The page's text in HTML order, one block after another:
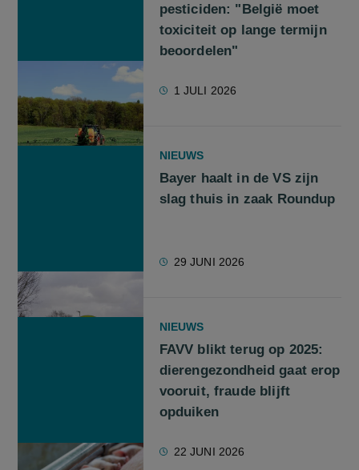
pesticiden: "België moet
toxiciteit op lange termijn
beoordelen"
1 JULI 2026
NIEUWS
Bayer haalt in de VS zijn
slag thuis in zaak Roundup
29 JUNI 2026
NIEUWS
FAVV blikt terug op 2025:
dierengezondheid gaat erop
vooruit, fraude blijft
opduiken
22 JUNI 2026